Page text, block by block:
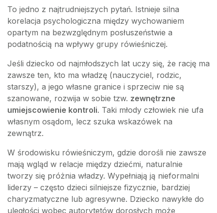
To jedno z najtrudniejszych pytań. Istnieje silna
korelacja psychologiczna między wychowaniem
opartym na bezwzględnym posłuszeństwie a
podatnością na wpływy grupy rówieśniczej.
Jeśli dziecko od najmłodszych lat uczy się, że rację ma
zawsze ten, kto ma władzę (nauczyciel, rodzic,
starszy), a jego własne granice i sprzeciw nie są
szanowane, rozwija w sobie tzw. zewnętrzne
umiejscowienie kontroli. Taki młody człowiek nie ufa
własnym osądom, lecz szuka wskazówek na
zewnątrz.
W środowisku rówieśniczym, gdzie dorośli nie zawsze
mają wgląd w relacje między dziećmi, naturalnie
tworzy się próżnia władzy. Wypełniają ją nieformalni
liderzy – często dzieci silniejsze fizycznie, bardziej
charyzmatyczne lub agresywne. Dziecko nawykłe do
uległości wobec autorytetów dorosłych może